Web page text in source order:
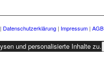
| Datenschutzerklärung | Impressum | AGB
und personalisierte Inhalte zu.